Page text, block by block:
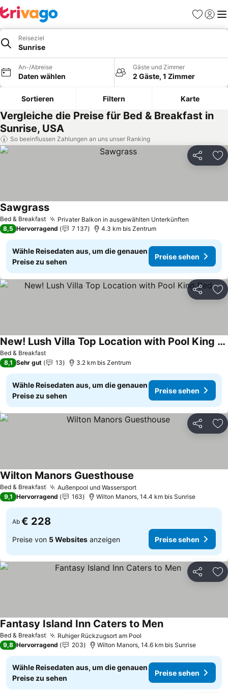
Favoriten
Reiseziel
Sunrise
An-/Abreise
Daten wählen
Gäste und Zimmer
2 Gäste, 1 Zimmer
Sortieren Filtern Karte
Vergleiche die Preise für Bed & Breakfast in
Sunrise, USA
So beeinflussen Zahlungen an uns unser Ranking
Teilen
Bed & Breakfast Privater Balkon in ausgewählten Unterkünften
SawgrassPreise sehen
8,5 Hervorragend 7 137 4.3 km bis Zentrum
Wähle Reisedaten aus, um die genauen
Preise zu sehen
Preise sehen
Teilen
Bed & Breakfast
New! Lush Villa Top Location with Pool King Bed
Preise sehen
8,1 Sehr gut 13 3.2 km bis Zentrum
Wähle Reisedaten aus, um die genauen
Preise zu sehen
Preise sehen
Teilen
Bed & Breakfast Außenpool und WassersportPreise sehen
Wilton Manors Guesthouse
9,1 Hervorragend 163 Wilton Manors, 14.4 km bis Sunrise
Ab € 228
Preise von 5 Websites anzeigen Preise sehen
Teilen
Bed & Breakfast Ruhiger Rückzugsort am Pool
Fantasy Island Inn Caters to MenPreise sehen
9,8 Hervorragend 203 Wilton Manors, 14.6 km bis Sunrise
Wähle Reisedaten aus, um die genauen
Preise zu sehen
Preise sehen